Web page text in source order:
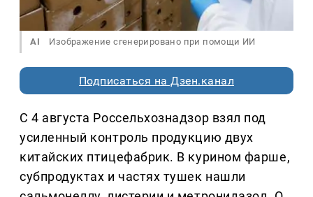
AI Изображение сгенерировано при помощи ИИ
Подписаться на Дзен.канал
С 4 августа Россельхознадзор взял под
усиленный контроль продукцию двух
китайских птицефабрик. В курином фарше,
субпродуктах и частях тушек нашли